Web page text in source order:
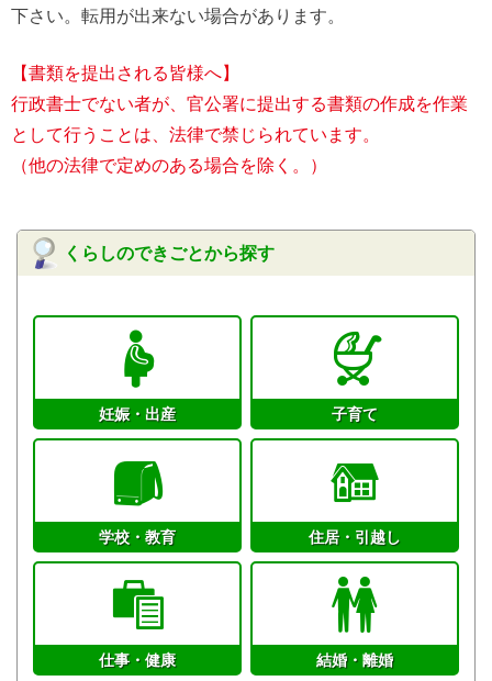
下さい。転用が出来ない場合があります。
【書類を提出される皆様へ】
行政書士でない者が、官公署に提出する書類の作成を作業
として行うことは、法律で禁じられています。
（他の法律で定めのある場合を除く。）
くらしのできごとから探す
妊娠・出産 子育て
学校・教育 住居・引越し
仕事・健康 結婚・離婚